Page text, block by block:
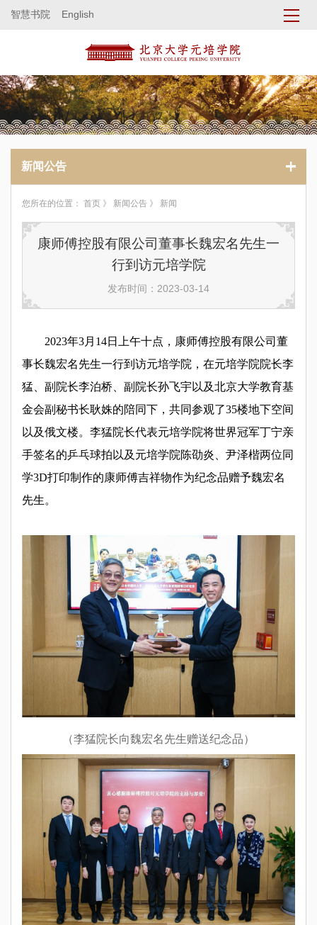
智慧书院 English
新闻公告
您所在的位置： 首页 》 新闻公告 》 新闻
康师傅控股有限公司董事长魏宏名先生一
行到访元培学院
发布时间：2023-03-14
2023年3月14日上午十点，康师傅控股有限公司董
事长魏宏名先生一行到访元培学院，在元培学院院长李
猛、副院长李泊桥、副院长孙飞宇以及北京大学教育基
金会副秘书长耿姝的陪同下，共同参观了35楼地下空间
以及俄文楼。李猛院长代表元培学院将世界冠军丁宁亲
手签名的乒乓球拍以及元培学院陈劭炎、尹泽楷两位同
学3D打印制作的康师傅吉祥物作为纪念品赠予魏宏名
先生。
（李猛院长向魏宏名先生赠送纪念品）